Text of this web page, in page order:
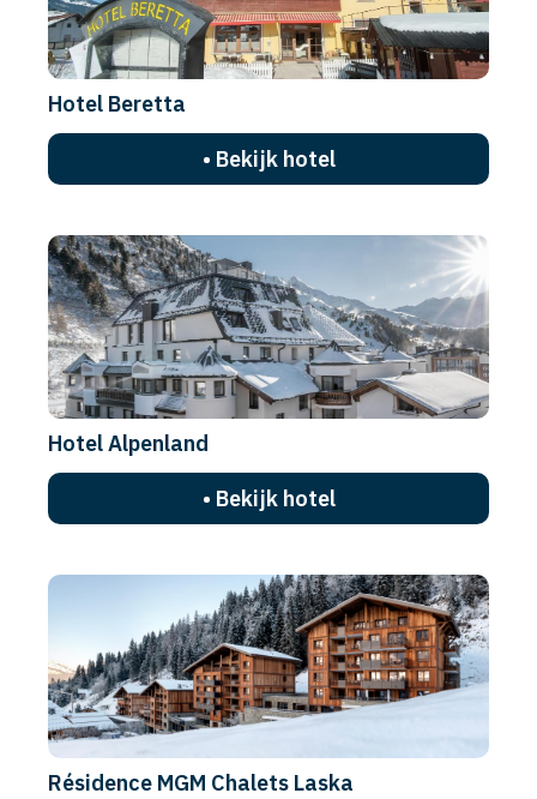
Hotel Beretta
• Bekijk hotel
Hotel Alpenland
• Bekijk hotel
Résidence MGM Chalets Laska